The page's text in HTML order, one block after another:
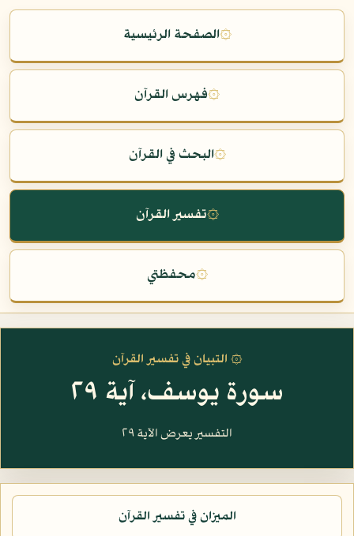
۞الصفحة الرئيسية
۞فهرس القرآن
۞البحث في القرآن
۞تفسير القرآن
۞محفظتي
۞ التبيان في تفسير القرآن
سورة يوسف، آية ٢٩
التفسير يعرض الآية ٢٩
الميزان في تفسير القرآن